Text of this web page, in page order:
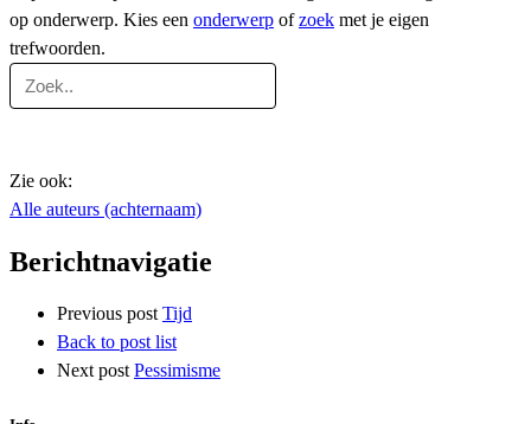
op onderwerp. Kies een onderwerp ofzoek met je eigen
trefwoorden.
Zie ook:
Alle auteurs (achternaam)
Berichtnavigatie
Previous post Tijd
Back to post list
Next post Pessimisme